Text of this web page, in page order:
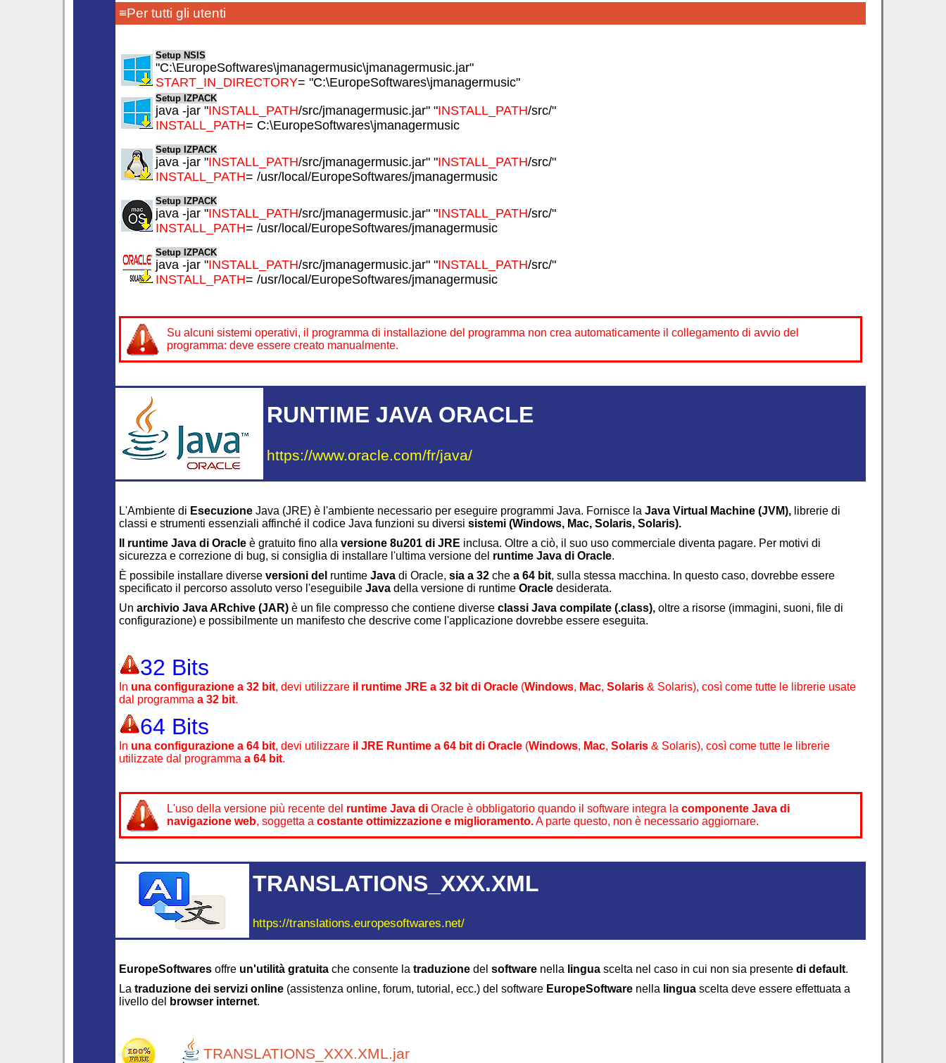
≡Per tutti gli utenti
Setup NSIS
"C:\EuropeSoftwares\jmanagermusic\jmanagermusic.jar"
START_IN_DIRECTORY= "C:\EuropeSoftwares\jmanagermusic"
Setup IZPACK
java -jar "INSTALL_PATH/src/jmanagermusic.jar" "INSTALL_PATH/src/"
INSTALL_PATH= C:\EuropeSoftwares\jmanagermusic
Setup IZPACK
java -jar "INSTALL_PATH/src/jmanagermusic.jar" "INSTALL_PATH/src/"
INSTALL_PATH= /usr/local/EuropeSoftwares/jmanagermusic
Setup IZPACK
java -jar "INSTALL_PATH/src/jmanagermusic.jar" "INSTALL_PATH/src/"
INSTALL_PATH= /usr/local/EuropeSoftwares/jmanagermusic
Setup IZPACK
java -jar "INSTALL_PATH/src/jmanagermusic.jar" "INSTALL_PATH/src/"
INSTALL_PATH= /usr/local/EuropeSoftwares/jmanagermusic
Su alcuni sistemi operativi, il programma di installazione del programma non crea automaticamente il collegamento di avvio del
programma: deve essere creato manualmente.
RUNTIME JAVA ORACLE
https://www.oracle.com/fr/java/
L'Ambiente di Esecuzione Java (JRE) è l'ambiente necessario per eseguire programmi Java. Fornisce la Java Virtual Machine (JVM), librerie di
classi e strumenti essenziali affinché il codice Java funzioni su diversi sistemi (Windows, Mac, Solaris, Solaris).
Il runtime Java di Oracle è gratuito fino alla versione 8u201 di JRE inclusa. Oltre a ciò, il suo uso commerciale diventa pagare. Per motivi di
sicurezza e correzione di bug, si consiglia di installare l'ultima versione del runtime Java di Oracle.
È possibile installare diverse versioni del runtime Java di Oracle, sia a 32 che a 64 bit, sulla stessa macchina. In questo caso, dovrebbe essere
specificato il percorso assoluto verso l'eseguibile Java della versione di runtime Oracle desiderata.
Un archivio Java ARchive (JAR) è un file compresso che contiene diverse classi Java compilate (.class), oltre a risorse (immagini, suoni, file di
configurazione) e possibilmente un manifesto che descrive come l'applicazione dovrebbe essere eseguita.
32 Bits
In una configurazione a 32 bit, devi utilizzare il runtime JRE a 32 bit di Oracle (Windows, Mac, Solaris & Solaris), così come tutte le librerie usate
dal programma a 32 bit.
64 Bits
In una configurazione a 64 bit, devi utilizzare il JRE Runtime a 64 bit di Oracle (Windows, Mac, Solaris & Solaris), così come tutte le librerie
utilizzate dal programma a 64 bit.
L'uso della versione più recente del runtime Java di Oracle è obbligatorio quando il software integra la componente Java di
navigazione web, soggetta a costante ottimizzazione e miglioramento.A parte questo, non è necessario aggiornare.
TRANSLATIONS_XXX.XML
https://translations.europesoftwares.net/
EuropeSoftwares offre un'utilità gratuita che consente la traduzione del software nella lingua scelta nel caso in cui non sia presente di default.
La traduzione dei servizi online (assistenza online, forum, tutorial, ecc.) del software EuropeSoftware nella lingua scelta deve essere effettuata a
livello del
browser internet.
TRANSLATIONS_XXX.XML.jar